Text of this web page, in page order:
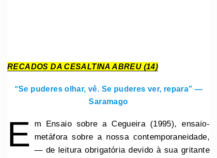
RECADOS DA CESALTINA ABREU (14)
“Se puderes olhar, vê. Se puderes ver, repara” —
Saramago
E
m Ensaio sobre a Cegueira (1995), ensaio-
metáfora sobre a nossa contemporaneidade,
— de leitura obrigatória devido à sua gritante